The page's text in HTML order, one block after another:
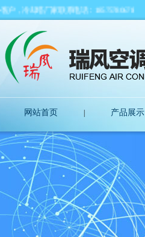
却塔厂家联系电话：18575780678
网站首页 产品展示